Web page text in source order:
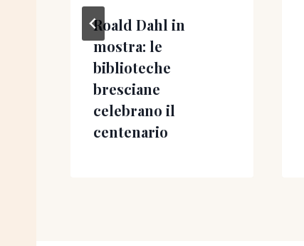
Roald Dahl in
mostra: le
biblioteche
bresciane
celebrano il
centenario